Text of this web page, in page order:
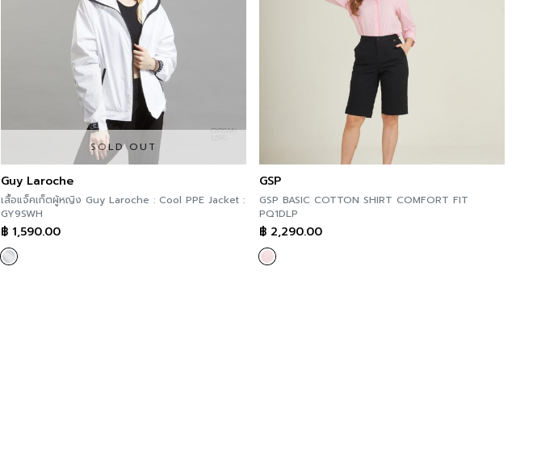
SOLD OUT
Guy Laroche
เสื้อแจ็คเก็ตผู้หญิง Guy Laroche : Cool PPE Jacket :
GY9SWH
฿ 1,590.00
GSP
GSP BASIC COTTON SHIRT COMFORT FIT
PQ1DLP
฿ 2,290.00